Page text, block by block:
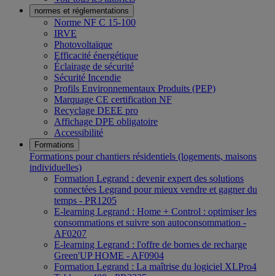
normes et réglementations
Norme NF C 15-100
IRVE
Photovoltaïque
Efficacité énergétique
Éclairage de sécurité
Sécurité Incendie
Profils Environnementaux Produits (PEP)
Marquage CE certification NF
Recyclage DEEE pro
Affichage DPE obligatoire
Accessibilité
Formations
Formations pour chantiers résidentiels (logements, maisons
individuelles)
Formation Legrand : devenir expert des solutions
connectées Legrand pour mieux vendre et gagner du
temps - PR1205
E-learning Legrand : Home + Control : optimiser les
consommations et suivre son autoconsommation -
AF0207
E-learning Legrand : l'offre de bornes de recharge
Green'UP HOME - AF0904
Formation Legrand : La maîtrise du logiciel XLPro4